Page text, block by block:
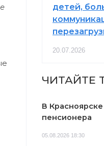
детей,
20.07.2026
ЧИТАЙТЕ
В
пенсионера
05.08.2026 18:30